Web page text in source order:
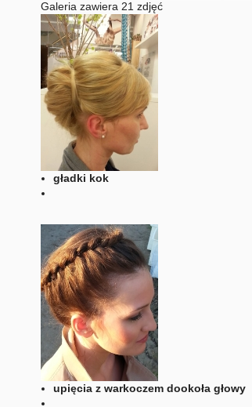
Galeria zawiera 21 zdjęć
gładki kok
upięcia z warkoczem dookoła głowy